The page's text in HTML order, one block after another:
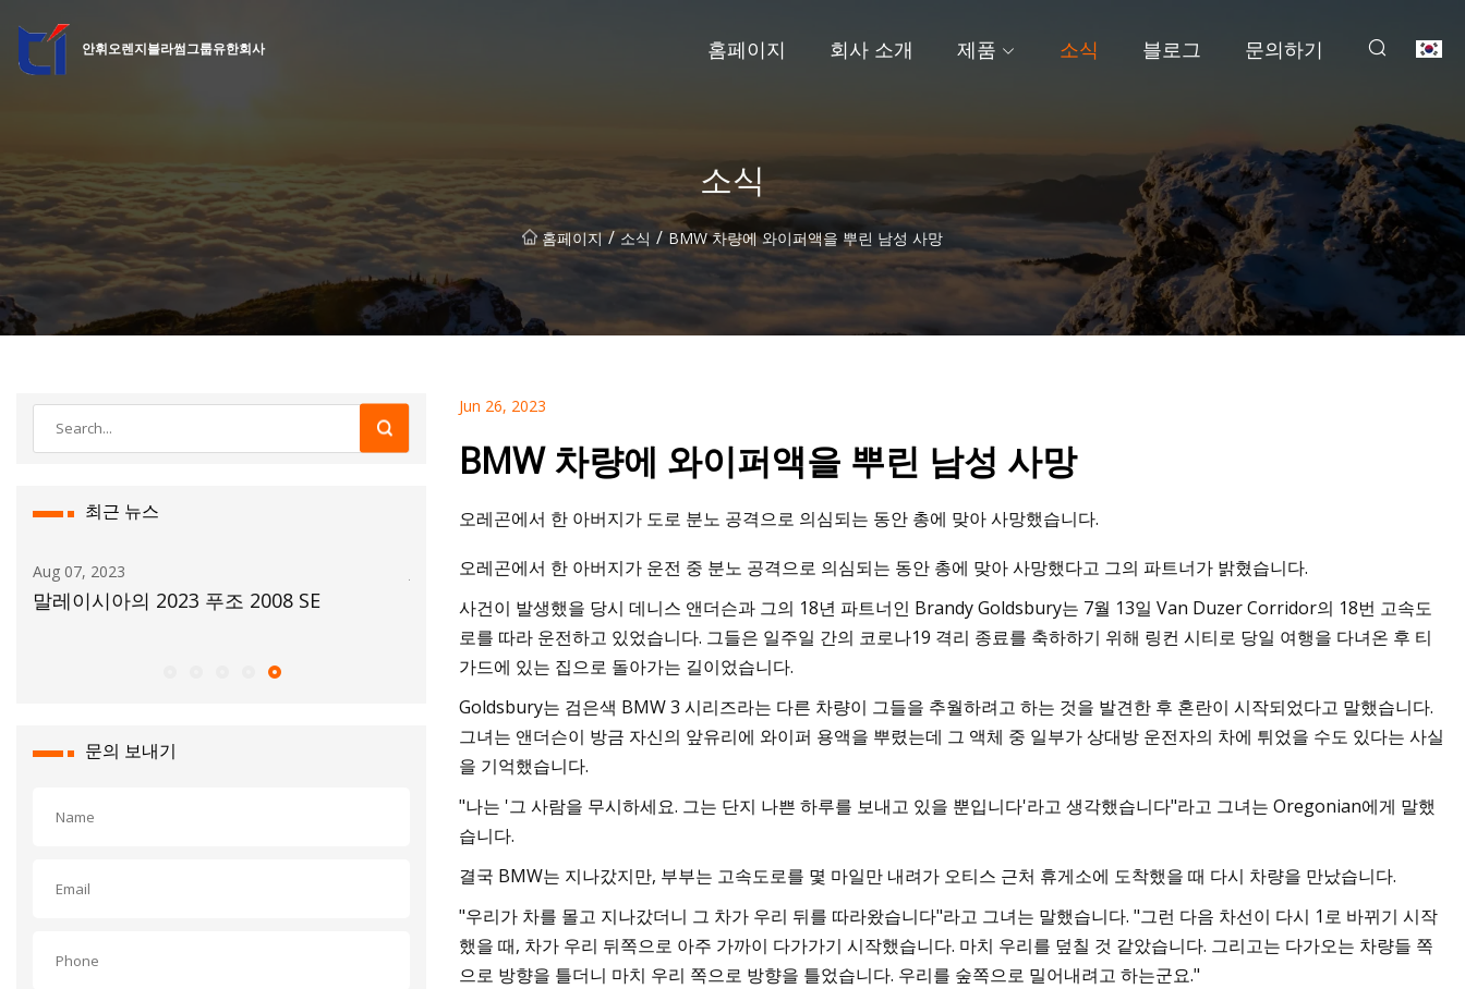
안휘오렌지블라썸그룹유한회사 홈페이지 회사 소개 제품 소식 블로그 문의하기
소식
홈페이지 / 소식 / BMW 차량에 와이퍼액을 뿌린 남성 사망
최근 뉴스
Aug 07, 2023
말레이시아의 2023 푸조 2008 SE
Jul 01, 2023
높은 신뢰성 등급을 받은 최고의 토요타 모
델 10개
문의 보내기
Jun 26, 2023
BMW 차량에 와이퍼액을 뿌린 남성 사망
오레곤에서 한 아버지가 도로 분노 공격으로 의심되는 동안 총에 맞아 사망했습니다.
오레곤에서 한 아버지가 운전 중 분노 공격으로 의심되는 동안 총에 맞아 사망했다고 그의 파트너가 밝혔습니다.
사건이 발생했을 당시 데니스 앤더슨과 그의 18년 파트너인 Brandy Goldsbury는 7월 13일 Van Duzer Corridor의 18번 고속도
로를 따라 운전하고 있었습니다. 그들은 일주일 간의 코로나19 격리 종료를 축하하기 위해 링컨 시티로 당일 여행을 다녀온 후 티
가드에 있는 집으로 돌아가는 길이었습니다.
Goldsbury는 검은색 BMW 3 시리즈라는 다른 차량이 그들을 추월하려고 하는 것을 발견한 후 혼란이 시작되었다고 말했습니다.
그녀는 앤더슨이 방금 자신의 앞유리에 와이퍼 용액을 뿌렸는데 그 액체 중 일부가 상대방 운전자의 차에 튀었을 수도 있다는 사실
을 기억했습니다.
"나는 '그 사람을 무시하세요. 그는 단지 나쁜 하루를 보내고 있을 뿐입니다'라고 생각했습니다"라고 그녀는 Oregonian에게 말했
습니다.
결국 BMW는 지나갔지만, 부부는 고속도로를 몇 마일만 내려가 오티스 근처 휴게소에 도착했을 때 다시 차량을 만났습니다.
"우리가 차를 몰고 지나갔더니 그 차가 우리 뒤를 따라왔습니다"라고 그녀는 말했습니다. "그런 다음 차선이 다시 1로 바뀌기 시작
했을 때, 차가 우리 뒤쪽으로 아주 가까이 다가가기 시작했습니다. 마치 우리를 덮칠 것 같았습니다. 그리고는 다가오는 차량들 쪽
으로 방향을 틀더니 마치 우리 쪽으로 방향을 틀었습니다. 우리를 숲쪽으로 밀어내려고 하는군요."